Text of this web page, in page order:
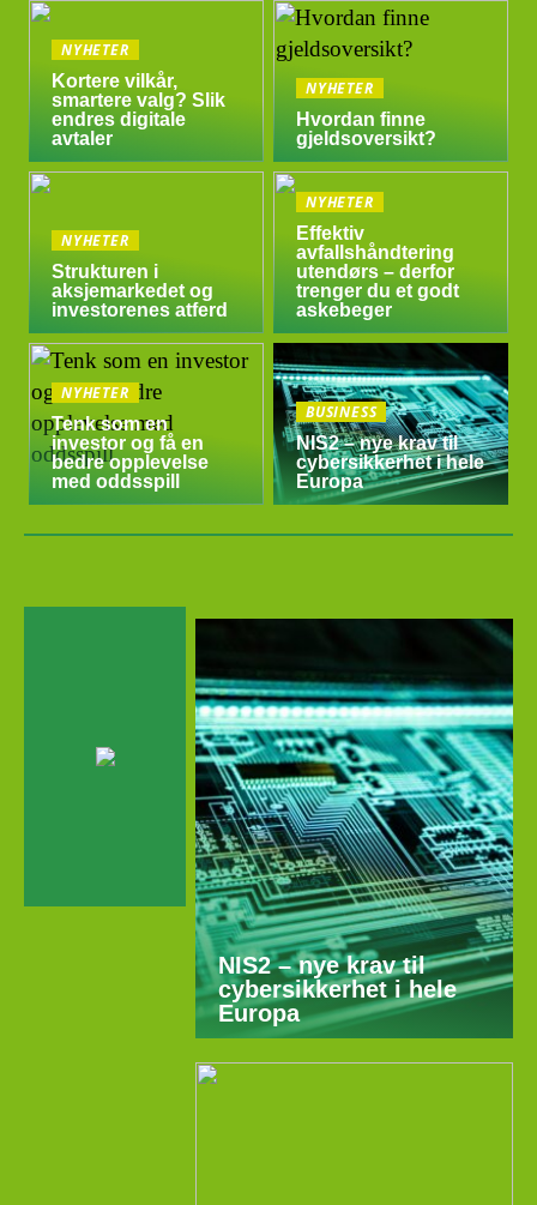
NYHETER
Kortere vilkår,
smartere valg? Slik
endres digitale
avtaler
NYHETER
Hvordan finne
gjeldsoversikt?
NYHETER
Strukturen i
aksjemarkedet og
investorenes atferd
NYHETER
Effektiv
avfallshåndtering
utendørs – derfor
trenger du et godt
askebeger
NYHETER
Tenk som en
investor og få en
bedre opplevelse
med oddsspill
BUSINESS
NIS2 – nye krav til
cybersikkerhet i hele
Europa
NIS2 – nye krav til
cybersikkerhet i hele
Europa